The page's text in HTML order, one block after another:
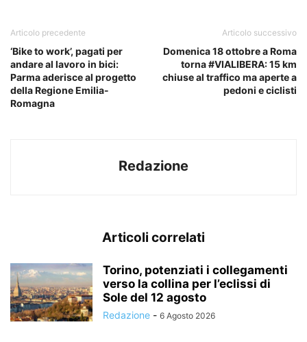
Articolo precedente
‘Bike to work’, pagati per
andare al lavoro in bici:
Parma aderisce al progetto
della Regione Emilia-
Romagna
Articolo successivo
Domenica 18 ottobre a Roma
torna #VIALIBERA: 15 km
chiuse al traffico ma aperte a
pedoni e ciclisti
Redazione
Articoli correlati
Torino, potenziati i collegamenti
verso la collina per l’eclissi di
Sole del 12 agosto
Redazione - 6 Agosto 2026